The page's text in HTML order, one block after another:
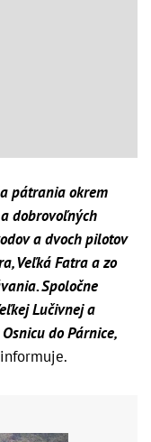
pátrania okrem
dobrovoľných
a dvoch pilotov
Veľká Fatra a zo
Spoločne
Lučivnej a
do Párnice,